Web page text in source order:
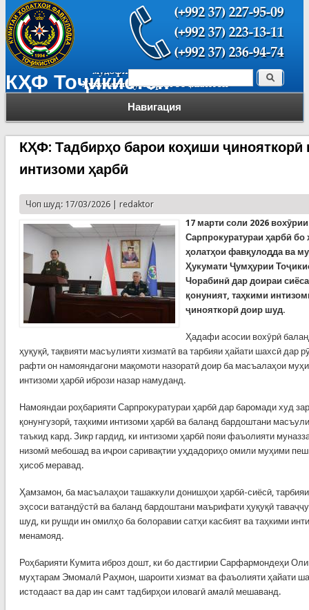
КҲФ Тоҷикистон
Навигация
Форма поиска Поиск
КҲФ: Тадбирҳо барои коҳиши ҷинояткорӣ
интизоми ҳарбӣ
Чоп шуд: 17/03/2026 | redaktor
17 марти соли 2026
Сарпрокуратураи ҳарбӣ бо
ҳолатҳои фавқулодда ва
Ҳукумати Ҷумҳурии
Чорабинӣ дар доираи
қонуният, таҳкими
ҷинояткорӣ доир шуд.
Ҳадафи асосии вохӯрӣ
ҳуқуқӣ, тақвияти масъулияти хизматӣ ва тарбияи ҳайати шахсӣ дар
рафти он намояндагони мақомоти назоратӣ доир ба масъалаҳои
интизоми ҳарбӣ ибрози назар намуданд.
Намояндаи роҳбарияти Сарпрокуратураи ҳарбӣ дар баромади худ
қонунгузорӣ, таҳкими интизоми ҳарбӣ ва баланд бардоштани
таъкид кард. Зикр гардид, ки интизоми ҳарбӣ пояи фаъолияти
низомӣ мебошад ва иҷрои саривақтии уҳдадориҳо омили муҳими
ҳисоб меравад.
Ҳамзамон, ба масъалаҳои ташаккули донишҳои ҳарбӣ-сиёсӣ,
эҳсоси ватандӯстӣ ва баланд бардоштани маърифати ҳуқуқӣ
шуд, ки рушди ин омилҳо ба болоравии сатҳи касбият ва таҳкими
менамояд.
Роҳбарияти Кумита иброз дошт, ки бо дастгирии Сарфармондеҳи
муҳтарам Эмомалӣ Раҳмон, шароити хизмат ва фаъолияти ҳайати
истодааст ва дар ин самт тадбирҳои иловагӣ амалӣ мешаванд.